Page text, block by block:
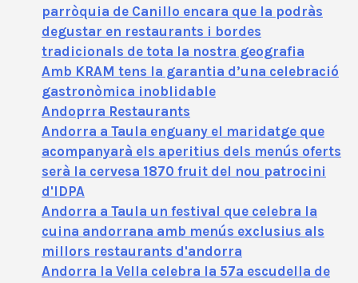
parròquia de Canillo encara que la podràs
degustar en restaurants i bordes
tradicionals de tota la nostra geografia
Amb KRAM tens la garantia d’una celebració
gastronòmica inoblidable
Andoprra Restaurants
Andorra a Taula enguany el maridatge que
acompanyarà els aperitius dels menús oferts
serà la cervesa 1870 fruit del nou patrocini
d'IDPA
Andorra a Taula un festival que celebra la
cuina andorrana amb menús exclusius als
millors restaurants d'andorra
Andorra la Vella celebra la 57ª escudella de